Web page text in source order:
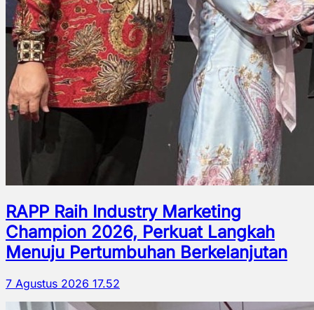
RAPP Raih Industry Marketing
Champion 2026, Perkuat Langkah
Menuju Pertumbuhan Berkelanjutan
7 Agustus 2026 17.52